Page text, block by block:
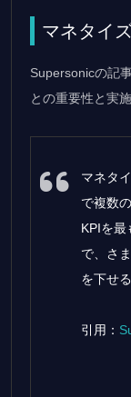
マネタイ
Supersonicの記
との重要性と実
マネタ
で複数
KPIを最
で、さ
を下せ
引用：